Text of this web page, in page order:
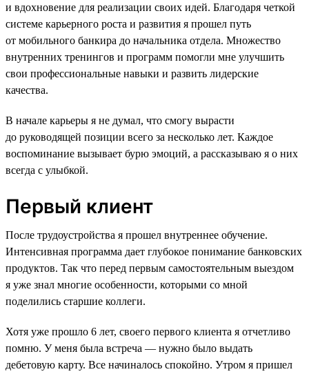
и вдохновение для реализации своих идей. Благодаря четкой
системе карьерного роста и развития я прошел путь
от мобильного банкира до начальника отдела. Множество
внутренних тренингов и программ помогли мне улучшить
свои профессиональные навыки и развить лидерские
качества.
В начале карьеры я не думал, что смогу вырасти
до руководящей позиции всего за несколько лет. Каждое
воспоминание вызывает бурю эмоций, а рассказываю я о них
всегда с улыбкой.
Первый клиент
После трудоустройства я прошел внутреннее обучение.
Интенсивная программа дает глубокое понимание банковских
продуктов. Так что перед первым самостоятельным выездом
я уже знал многие особенности, которыми со мной
поделились старшие коллеги.
Хотя уже прошло 6 лет, своего первого клиента я отчетливо
помню. У меня была встреча — нужно было выдать
дебетовую карту. Все начиналось спокойно. Утром я пришел